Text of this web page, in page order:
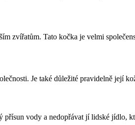
zvířatům. Tato kočka je velmi
Je také důležité pravidelně její
vody a nedopřávat jí lidské jídlo,